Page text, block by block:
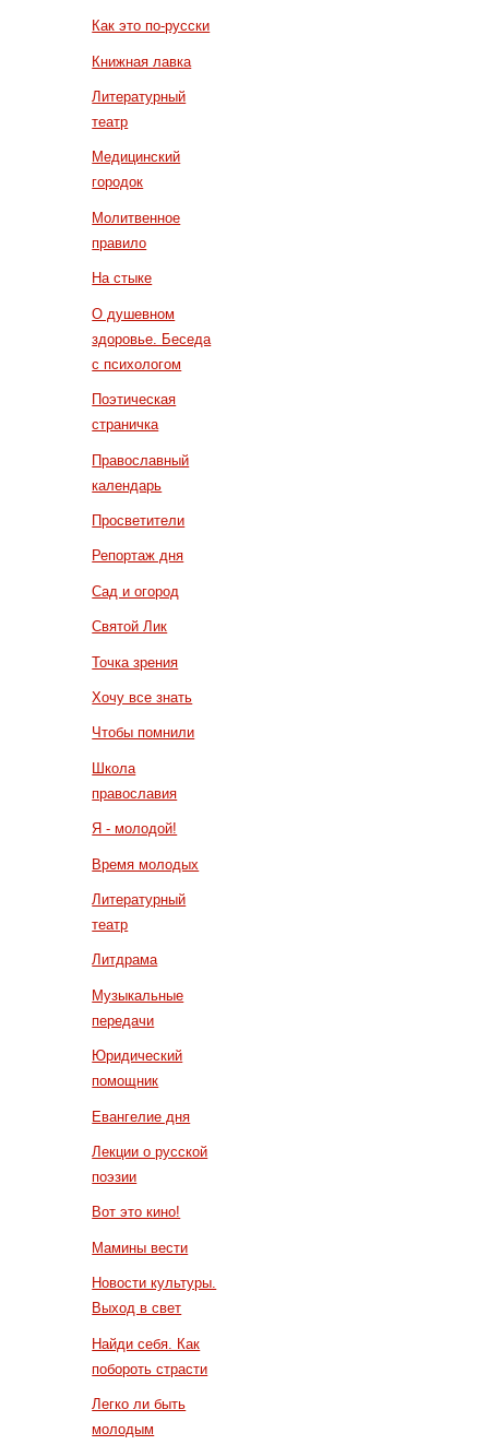
Как это по-русски
Книжная лавка
Литературный
театр
Медицинский
городок
Молитвенное
правило
На стыке
О душевном
здоровье. Беседа
с психологом
Поэтическая
страничка
Православный
календарь
Просветители
Репортаж дня
Сад и огород
Святой Лик
Точка зрения
Хочу все знать
Чтобы помнили
Школа
православия
Я - молодой!
Время молодых
Литературный
театр
Литдрама
Музыкальные
передачи
Юридический
помощник
Евангелие дня
Лекции о русской
поэзии
Вот это кино!
Мамины вести
Новости культуры.
Выход в свет
Найди себя. Как
побороть страсти
Легко ли быть
молодым